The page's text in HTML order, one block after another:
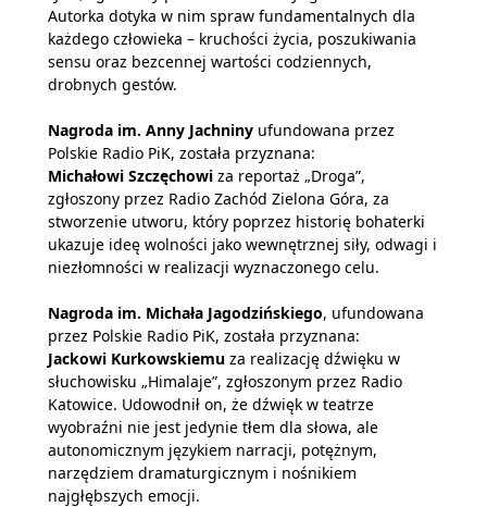
Autorka dotyka w nim spraw fundamentalnych dla
każdego człowieka – kruchości życia, poszukiwania
sensu oraz bezcennej wartości codziennych,
drobnych gestów.
Nagroda im. Anny Jachniny ufundowana przez
Polskie Radio PiK, została przyznana:
Michałowi Szczęchowi za reportaż „Droga”,
zgłoszony przez Radio Zachód Zielona Góra, za
stworzenie utworu, który poprzez historię bohaterki
ukazuje ideę wolności jako wewnętrznej siły, odwagi i
niezłomności w realizacji wyznaczonego celu.
Nagroda im. Michała Jagodzińskiego, ufundowana
przez Polskie Radio PiK, została przyznana:
Jackowi Kurkowskiemu za realizację dźwięku w
słuchowisku „Himalaje”, zgłoszonym przez Radio
Katowice. Udowodnił on, że dźwięk w teatrze
wyobraźni nie jest jedynie tłem dla słowa, ale
autonomicznym językiem narracji, potężnym,
narzędziem dramaturgicznym i nośnikiem
najgłębszych emocji.